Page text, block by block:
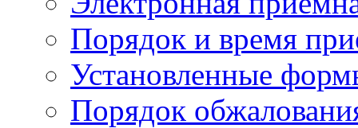
Порядок и время
Установленные
Порядок